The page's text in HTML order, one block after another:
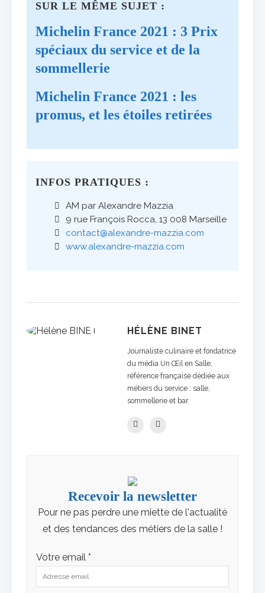
SUR LE MÊME SUJET :
Michelin France 2021 : 3 Prix
spéciaux du service et de la
sommellerie
Michelin France 2021 : les
promus, et les étoiles retirées
INFOS PRATIQUES :
AM par Alexandre Mazzia
9 rue François Rocca, 13 008 Marseille
contact@alexandre-mazzia.com
www.alexandre-mazzia.com
HÉLÈNE BINET
Journaliste culinaire et fondatrice
du média Un Œil en Salle,
référence française dédiée aux
métiers du service : salle,
sommellerie et bar.
Recevoir la newsletter
Pour ne pas perdre une miette de l'actualité
et des tendances des métiers de la salle !
Votre email *